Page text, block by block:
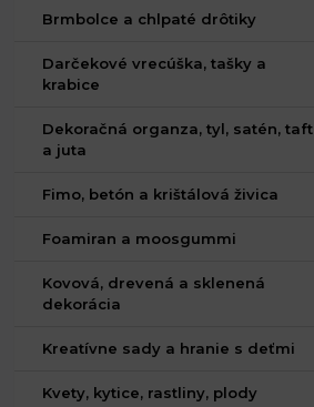
Brmbolce a chlpaté drôtiky
Darčekové vrecúška, tašky a
krabice
Dekoračná organza, tyl, satén, taft
a juta
Fimo, betón a krištálová živica
Foamiran a moosgummi
Kovová, drevená a sklenená
dekorácia
Kreatívne sady a hranie s deťmi
Kvety, kytice, rastliny, plody